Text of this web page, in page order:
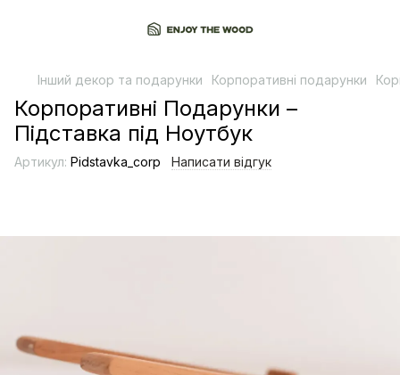
Інший декор та подарунки Корпоративні подарунки
Корпоративні Подарунки –
Підставка під Ноутбук
Артикул: Pidstavka_corp Написати відгук